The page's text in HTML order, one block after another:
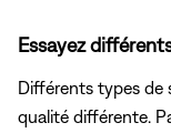
Essayez
Différents types de
qualité différente.